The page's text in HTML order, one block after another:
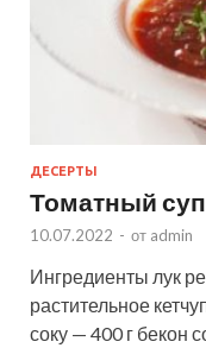
ДЕСЕРТЫ
Томатный
10.07.2022 - от admin
Ингредиенты лук
растительное
соку — 400 г бекон